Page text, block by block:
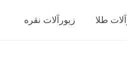
طلا زیورآلات نقره